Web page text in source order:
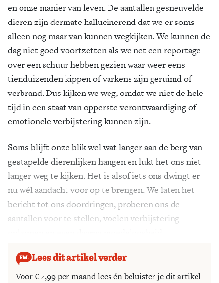
en onze manier van leven. De aantallen gesneuvelde
dieren zijn dermate hallucinerend dat we er soms
alleen nog maar van kunnen wegkijken. We kunnen de
dag niet goed voortzetten als we net een reportage
over een schuur hebben gezien waar weer eens
tienduizenden kippen of varkens zijn geruimd of
verbrand. Dus kijken we weg, omdat we niet de hele
tijd in een staat van opperste verontwaardiging of
emotionele verbijstering kunnen zijn.
Soms blijft onze blik wel wat langer aan de berg van
gestapelde dierenlijken hangen en lukt het ons niet
langer weg te kijken. Het is alsof iets ons dwingt er
nu wél aandacht voor op te brengen. We laten het
bericht tot ons doordringen, proberen ons de
aantallen voor te stellen, voelen verbijstering
Lees dit artikel verder
Voor € 4,99 per maand lees én beluister je dit artikel